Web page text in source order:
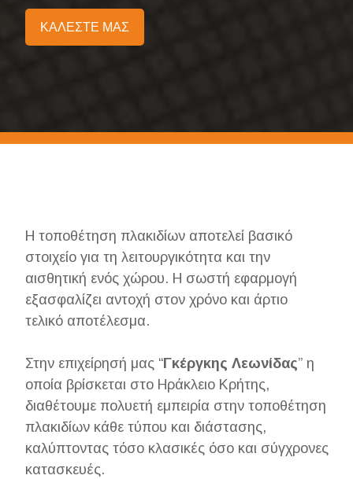
ΚΑΛΕΣΤΕ ΜΑΣ
Η τοποθέτηση πλακιδίων αποτελεί βασικό
στοιχείο για τη λειτουργικότητα και την
αισθητική ενός χώρου. Η σωστή εφαρμογή
εξασφαλίζει αντοχή στον χρόνο και άρτιο
τελικό αποτέλεσμα.
Στην επιχείρησή μας “Γκέργκης Λεωνίδας” η
οποία βρίσκεται στο Ηράκλειο Κρήτης,
διαθέτουμε πολυετή εμπειρία στην τοποθέτηση
πλακιδίων κάθε τύπου και διάστασης,
καλύπτοντας τόσο κλασικές όσο και σύγχρονες
κατασκευές.